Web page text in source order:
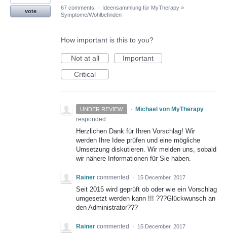
vote
67 comments · Ideensammlung für MyTherapy »
Symptome/Wohlbefinden
How important is this to you?
Not at all
Important
Critical
UNDER REVIEW · Michael von MyTherapy
responded
Herzlichen Dank für Ihren Vorschlag! Wir
werden Ihre Idee prüfen und eine mögliche
Umsetzung diskutieren. Wir melden uns, sobald
wir nähere Informationen für Sie haben.
Rainer commented · 15 December, 2017
Seit 2015 wird geprüft ob oder wie ein Vorschlag
umgesetzt werden kann !!! ???Glückwunsch an
den Administrator???
Rainer commented · 15 December, 2017